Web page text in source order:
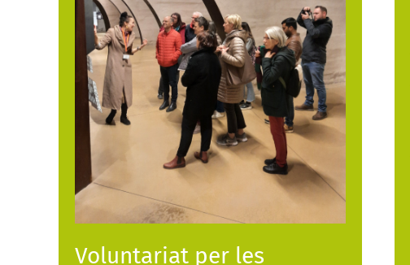
Voluntariat per les